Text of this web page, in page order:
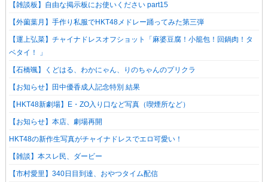
【雑談板】自由な掲示板にお使いください part15
【外薗葉月】手作り私服でHKT48メドレー踊ってみた第三弾
【運上弘菜】チャイナドレスオフショット「麻婆豆腐！小籠包！回鍋肉！タ
ベタイ！ 」
【石橋颯】くどはる、わかにゃん、りのちゃんのプリクラ
【お知らせ】田中優香成人記念特別 結果
【HKT48新劇場】E・ZO入り口など写真（喫煙所など）
【お知らせ】本店、劇場再開
HKT48の新作生写真がチャイナドレスでエロ可愛い！
【雑談】本スレ民、ダービー
【市村愛里】340日目到達、おやつタイム配信